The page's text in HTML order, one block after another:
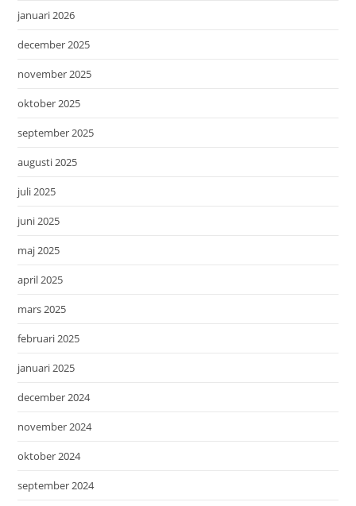
januari 2026
december 2025
november 2025
oktober 2025
september 2025
augusti 2025
juli 2025
juni 2025
maj 2025
april 2025
mars 2025
februari 2025
januari 2025
december 2024
november 2024
oktober 2024
september 2024